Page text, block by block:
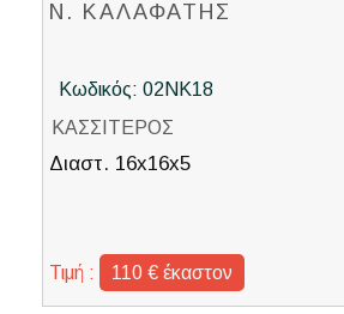
Ν. ΚΑΛΑΦΑΤΗΣ
Κωδικός: 02ΝΚ18
ΚΑΣΣΙΤΕΡΟΣ
Διαστ. 16x16x5
Τιμή : 110 € έκαστον